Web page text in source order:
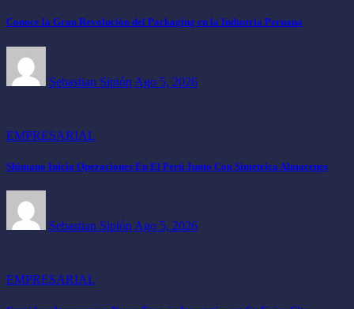
Conoce la Gran Revolución del Packaging en la Industria Peruana
Sebastian Sipión Ago 5, 2026
EMPRESARIAL
Shimano Inicia Operaciones En El Perú Junto Con Simetrica Almacenes
Sebastian Sipión Ago 5, 2026
EMPRESARIAL